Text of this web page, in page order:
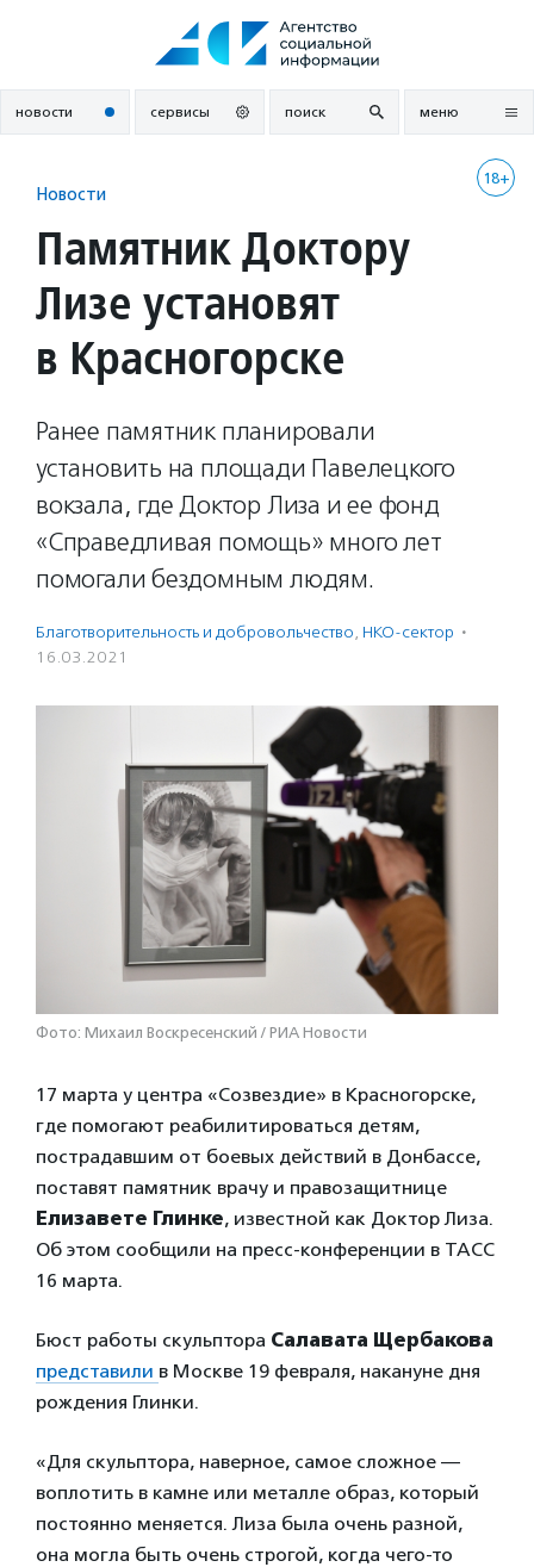
новости сервисы поиск меню
18+
Новости
Памятник Доктору
Лизе установят
в Красногорске
Ранее памятник планировали
установить на площади Павелецкого
вокзала, где Доктор Лиза и ее фонд
«Справедливая помощь» много лет
помогали бездомным людям.
Благотвори­тель­ность и доброволь­чест­во, НКО-сектор ·
16.03.2021
Фото: Михаил Воскресенский / РИА Новости
17 марта у центра «Созвездие» в Красногорске,
где помогают реабилитироваться детям,
пострадавшим от боевых действий в Донбассе,
поставят памятник врачу и правозащитнице
Елизавете Глинке, известной как Доктор Лиза.
Об этом сообщили на пресс-конференции в ТАСС
16 марта.
Бюст работы скульптора Салавата Щербакова
представили в Москве 19 февраля, накануне дня
рождения Глинки.
«Для скульптора, наверное, самое сложное —
воплотить в камне или металле образ, который
постоянно меняется. Лиза была очень разной,
она могла быть очень строгой, когда чего-то